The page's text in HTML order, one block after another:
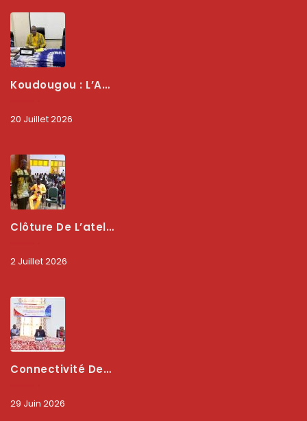
Koudougou : L’ARCEP Renforce Le Dialogue Avec Les Associations De Consommateurs Pour Mieux Protéger Les Usagers
20 Juillet 2026
Clôture De L’atelier National : L’ARCEP Et Les Collectivités Territoriales Consolident Leur Partenariat Pour Booster La Qualité Des Services Numériques
2 Juillet 2026
Connectivité Des Territoires : L’ARCEP Et Les Collectivités Territoriales Scellent Un Pacte Stratégique À Bobo-Dioulasso Pour Booster La Qualité Des Réseaux
29 Juin 2026